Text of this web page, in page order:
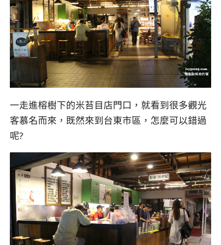
一走進榕樹下的米苔目店門口，就看到很多觀光
客慕名而來，既然來到台東市區，怎麼可以錯過
呢?